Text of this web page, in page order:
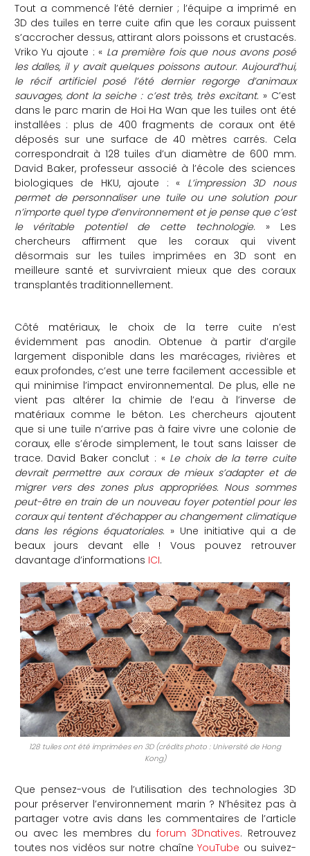
Tout a commencé l’été dernier ; l’équipe a imprimé en
3D des tuiles en terre cuite afin que les coraux puissent
s’accrocher dessus, attirant alors poissons et crustacés.
Vriko Yu ajoute : « La première fois que nous avons posé
les dalles, il y avait quelques poissons autour. Aujourd’hui,
le récif artificiel posé l’été dernier regorge d’animaux
sauvages, dont la seiche : c’est très, très excitant. » C’est
dans le parc marin de Hoi Ha Wan que les tuiles ont été
installées : plus de 400 fragments de coraux ont été
déposés sur une surface de 40 mètres carrés. Cela
correspondrait à 128 tuiles d’un diamètre de 600 mm.
David Baker, professeur associé à l’école des sciences
biologiques de HKU, ajoute : « L’impression 3D nous
permet de personnaliser une tuile ou une solution pour
n’importe quel type d’environnement et je pense que c’est
le véritable potentiel de cette technologie. » Les
chercheurs affirment que les coraux qui vivent
désormais sur les tuiles imprimées en 3D sont en
meilleure santé et survivraient mieux que des coraux
transplantés traditionnellement.
Côté matériaux, le choix de la terre cuite n’est
évidemment pas anodin. Obtenue à partir d’argile
largement disponible dans les marécages, rivières et
eaux profondes, c’est une terre facilement accessible et
qui minimise l’impact environnemental. De plus, elle ne
vient pas altérer la chimie de l’eau à l’inverse de
matériaux comme le béton. Les chercheurs ajoutent
que si une tuile n’arrive pas à faire vivre une colonie de
coraux, elle s’érode simplement, le tout sans laisser de
trace. David Baker conclut : « Le choix de la terre cuite
devrait permettre aux coraux de mieux s’adapter et de
migrer vers des zones plus appropriées. Nous sommes
peut-être en train de un nouveau foyer potentiel pour les
coraux qui tentent d’échapper au changement climatique
dans les régions équatoriales. » Une initiative qui a de
beaux jours devant elle ! Vous pouvez retrouver
davantage d’informations ICI.
128 tuiles ont été imprimées en 3D (crédits photo : Université de Hong
Kong)
Que pensez-vous de l’utilisation des technologies 3D
pour préserver l’environnement marin ? N’hésitez pas à
partager votre avis dans les commentaires de l’article
ou avec les membres du forum 3Dnatives. Retrouvez
toutes nos vidéos sur notre chaîneYouTube ou suivez-